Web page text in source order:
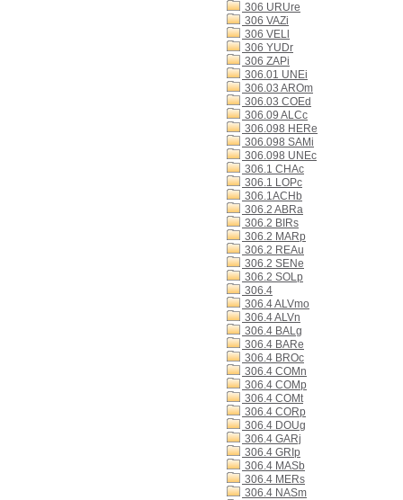
306 URUre
306 VAZi
306 VELl
306 YUDr
306 ZAPi
306.01 UNEi
306.03 AROm
306.03 COEd
306.09 ALCc
306.098 HERe
306.098 SAMi
306.098 UNEc
306.1 CHAc
306.1 LOPc
306.1ACHb
306.2 ABRa
306.2 BIRs
306.2 MARp
306.2 REAu
306.2 SENe
306.2 SOLp
306.4
306.4 ALVmo
306.4 ALVn
306.4 BALg
306.4 BARe
306.4 BROc
306.4 COMn
306.4 COMp
306.4 COMt
306.4 CORp
306.4 DOUg
306.4 GARj
306.4 GRIp
306.4 MASb
306.4 MERs
306.4 NASm